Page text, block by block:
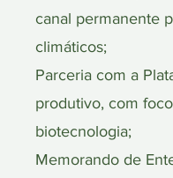
canal permanente
climáticos;
Parceria com a
produtivo, com
biotecnologia;
Memorando de